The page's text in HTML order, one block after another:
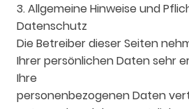
3. Allgemeine Hinweise und
Datenschutz
Die Betreiber dieser Seiten
Ihrer persönlichen Daten sehr
Ihre
personenbezogenen Daten